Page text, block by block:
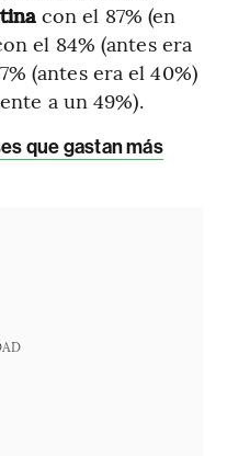
con el 87% (en
el 84% (antes era
(antes era el 40%)
a un 49%).
que gastan más